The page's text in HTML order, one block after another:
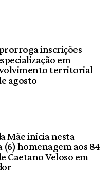
inscrições
em
territorial
agosto
Mãe inicia nesta
(6) homenagem aos 84
Caetano Veloso em